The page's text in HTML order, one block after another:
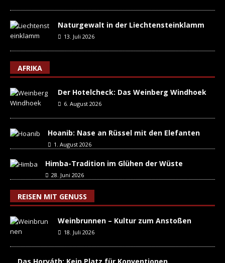
Naturgewalt in der Liechtensteinklamm
13. Juli 2026
AFRIKA
Der Hotelcheck: Das Weinberg Windhoek
6. August 2026
Hoanib: Nase an Rüssel mit den Elefanten
1. August 2026
Himba-Tradition im Glühen der Wüste
28. Juni 2026
REISEN MIT GENUSS
Weinbrunnen – Kultur zum Anstoßen
18. Juli 2026